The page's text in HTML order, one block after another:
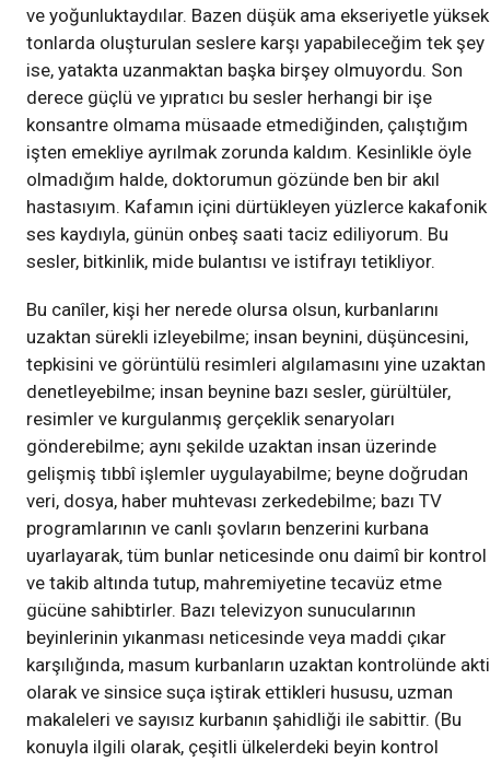
ve yoğunluktaydılar. Bazen düşük ama ekseriyetle yüksek
tonlarda oluşturulan seslere karşı yapabileceğim tek şey
ise, yatakta uzanmaktan başka birşey olmuyordu. Son
derece güçlü ve yıpratıcı bu sesler herhangi bir işe
konsantre olmama müsaade etmediğinden, çalıştığım
işten emekliye ayrılmak zorunda kaldım. Kesinlikle öyle
olmadığım halde, doktorumun gözünde ben bir akıl
hastasıyım. Kafamın içini dürtükleyen yüzlerce kakafonik
ses kaydıyla, günün onbeş saati taciz ediliyorum. Bu
sesler, bitkinlik, mide bulantısı ve istifrayı tetikliyor.
Bu canîler, kişi her nerede olursa olsun, kurbanlarını
uzaktan sürekli izleyebilme; insan beynini, düşüncesini,
tepkisini ve görüntülü resimleri algılamasını yine uzaktan
denetleyebilme; insan beynine bazı sesler, gürültüler,
resimler ve kurgulanmış gerçeklik senaryoları
gönderebilme; aynı şekilde uzaktan insan üzerinde
gelişmiş tıbbî işlemler uygulayabilme; beyne doğrudan
veri, dosya, haber muhtevası zerkedebilme; bazı TV
programlarının ve canlı şovların benzerini kurbana
uyarlayarak, tüm bunlar neticesinde onu daimî bir kontrol
ve takib altında tutup, mahremiyetine tecavüz etme
gücüne sahibtirler. Bazı televizyon sunucularının
beyinlerinin yıkanması neticesinde veya maddi çıkar
karşılığında, masum kurbanların uzaktan kontrolünde
olarak ve sinsice suça iştirak ettikleri hususu, uzman
makaleleri ve sayısız kurbanın şahidliği ile sabittir. (Bu
konuyla ilgili olarak, çeşitli ülkelerdeki beyin kontrol